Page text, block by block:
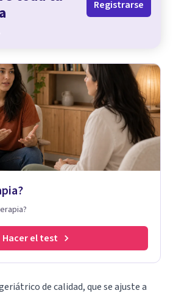
Registrarse
Hacer el test
de calidad, que se ajuste a